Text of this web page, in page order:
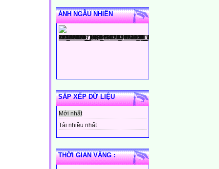
ẢNH NGẪU NHIÊN
SẮP XẾP DỮ LIỆU
Mới nhất
Tải nhiều nhất
THỜI GIAN VÀNG :